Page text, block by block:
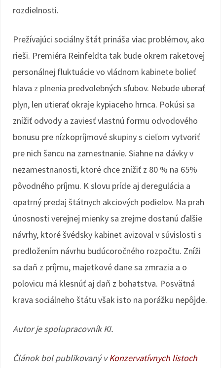
rozdielnosti.
Prežívajúci sociálny štát prináša viac problémov, ako
rieši. Premiéra Reinfeldta tak bude okrem raketovej
personálnej fluktuácie vo vládnom kabinete bolieť
hlava z plnenia predvolebných sľubov. Nebude uberať
plyn, len utierať okraje kypiaceho hrnca. Pokúsi sa
znížiť odvody a zaviesť vlastnú formu odvodového
bonusu pre nízkopríjmové skupiny s cieľom vytvoriť
pre nich šancu na zamestnanie. Siahne na dávky v
nezamestnanosti, ktoré chce znížiť z 80 % na 65%
pôvodného príjmu. K slovu príde aj deregulácia a
opatrný predaj štátnych akciových podielov. Na prah
únosnosti verejnej mienky sa zrejme dostanú ďalšie
návrhy, ktoré švédsky kabinet avizoval v súvislosti s
predložením návrhu budúcoročného rozpočtu. Zníži
sa daň z príjmu, majetkové dane sa zmrazia a o
polovicu má klesnúť aj daň z bohatstva. Posvätná
krava sociálneho štátu však isto na porážku nepôjde.
Autor je spolupracovník KI.
Článok bol publikovaný vKonzervatívnych listoch